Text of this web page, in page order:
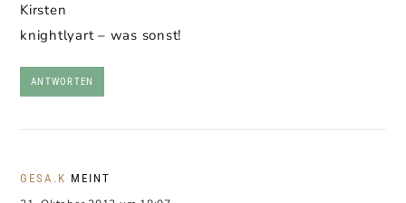
Kirsten
knightlyart – was sonst!
ANTWORTEN
GESA.K MEINT